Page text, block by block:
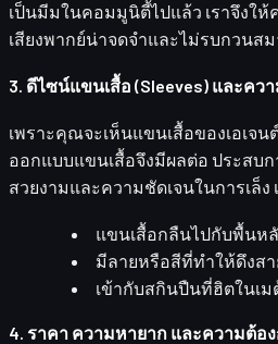
เป็นมีมในคอมมูนิตี้ไปแล้ว เราจึงให้
เสียงพากย์น่าจดจำและไม่รบกวนส
3. ดีไซน์แขนเสื้อ (Sleeves) และควา
เพราะคุณจะเห็นแขนเสื้อของเอเจน
ออกแบบแขนเสื้อจึงมีผลต่อ ประสบ
สวยงามและความชัดเจนในการเล็ง
แขนเสื้อกลืนไปกับพื้นห
มีลายหรือสีที่ทำให้ดึงสา
เข้ากับสกินปืนที่ฮิตในเ
4. ราคา ความหายาก และความต้อ